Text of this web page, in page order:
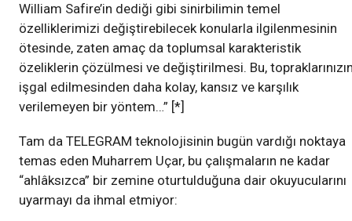
William Safire’in dediği gibi sinirbilimin temel
özelliklerimizi değiştirebilecek konularla ilgilenmesinin
ötesinde, zaten amaç da toplumsal karakteristik
özeliklerin çözülmesi ve değiştirilmesi. Bu,
işgal edilmesinden daha kolay, kansız ve karşılık
verilemeyen bir yöntem…” [*]
Tam da TELEGRAM teknolojisinin bugün vardığı noktaya
temas eden Muharrem Uçar, bu çalışmaların ne kadar
“ahlâksızca” bir zemine oturtulduğuna dair okuyucularını
uyarmayı da ihmal etmiyor: